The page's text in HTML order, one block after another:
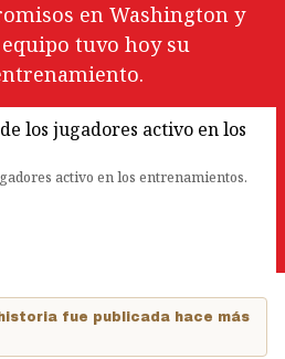
en Washington y
equipo tuvo hoy su
activo en los entrenamientos.
fue publicada hace más